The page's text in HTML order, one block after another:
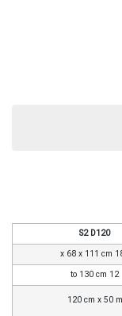
S2 D120
187 x
12 to 130 cm
120 cm x 50 m